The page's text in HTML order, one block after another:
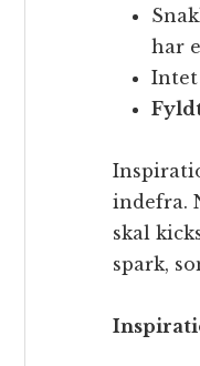
har
Intet
indefra.
skal
spark,